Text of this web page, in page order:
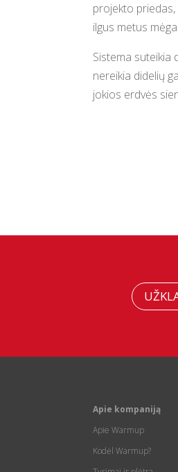
projekto priedas,
ilgus metus
Sistema suteikia
nereikia didelių
jokios erdvės
Apie kompaniją
Apie Warmup
Kodėl Warmup?